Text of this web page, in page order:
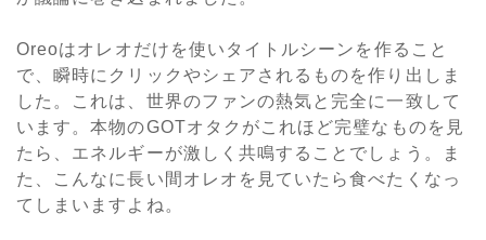
Oreoはオレオだけを使いタイトルシーンを作ること
で、瞬時にクリックやシェアされるものを作り出しま
した。これは、世界のファンの熱気と完全に一致して
います。本物のGOTオタクがこれほど完璧なものを見
たら、エネルギーが激しく共鳴することでしょう。ま
た、こんなに長い間オレオを見ていたら食べたくなっ
てしまいますよね。